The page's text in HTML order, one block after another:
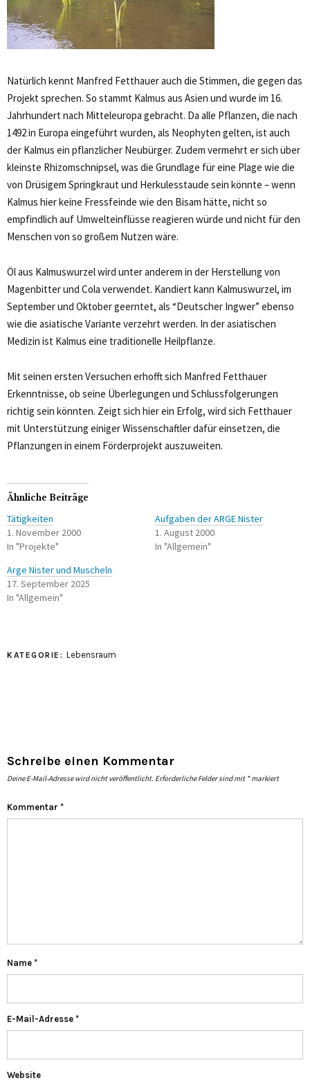
Natürlich kennt Manfred Fetthauer auch die Stimmen, die gegen das
Projekt sprechen. So stammt Kalmus aus Asien und wurde im 16.
Jahrhundert nach Mitteleuropa gebracht. Da alle Pflanzen, die nach
1492 in Europa eingeführt wurden, als Neophyten gelten, ist auch
der Kalmus ein pflanzlicher Neubürger. Zudem vermehrt er sich über
kleinste Rhizomschnipsel, was die Grundlage für eine Plage wie die
von Drüsigem Springkraut und Herkulesstaude sein könnte – wenn
Kalmus hier keine Fressfeinde wie den Bisam hätte, nicht so
empfindlich auf Umwelteinflüsse reagieren würde und nicht für den
Menschen von so großem Nutzen wäre.
Öl aus Kalmuswurzel wird unter anderem in der Herstellung von
Magenbitter und Cola verwendet. Kandiert kann Kalmuswurzel, im
September und Oktober geerntet, als “Deutscher Ingwer” ebenso
wie die asiatische Variante verzehrt werden. In der asiatischen
Medizin ist Kalmus eine traditionelle Heilpflanze.
Mit seinen ersten Versuchen erhofft sich Manfred Fetthauer
Erkenntnisse, ob seine Überlegungen und Schlussfolgerungen
richtig sein könnten. Zeigt sich hier ein Erfolg, wird sich Fetthauer
mit Unterstützung einiger Wissenschaftler dafür einsetzen, die
Pflanzungen in einem Förderprojekt auszuweiten.
Ähnliche Beiträge
Tätigkeiten
1. November 2000
In "Projekte"
Aufgaben der ARGE Nister
1. August 2000
In "Allgemein"
Arge Nister und Muscheln
17. September 2025
In "Allgemein"
KATEGORIE: Lebensraum
Schreibe einen Kommentar
Deine E-Mail-Adresse wird nicht veröffentlicht. Erforderliche Felder sind mit *markiert
Kommentar *
Name *
E-Mail-Adresse *
Website